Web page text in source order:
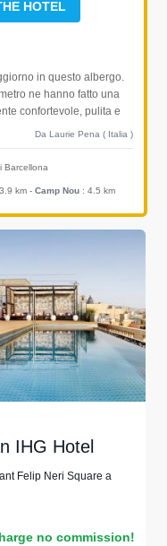
HOTEL
in questo albergo.
ne hanno fatto una
confortevole, pulita e
Da Laurie Pena ( Italia )
Barcellona
km - Camp Nou : 4.5 km
IHG Hotel
Felip Neri Square a
no commission!